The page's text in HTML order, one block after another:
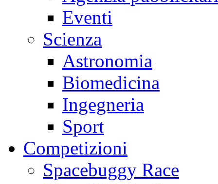
Eventi
Scienza
Astronomia
Biomedicina
Ingegneria
Sport
Competizioni
Spacebuggy Race